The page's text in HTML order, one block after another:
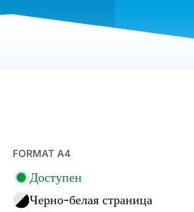
FORMAT A4
Доступен
Черно-белая страница